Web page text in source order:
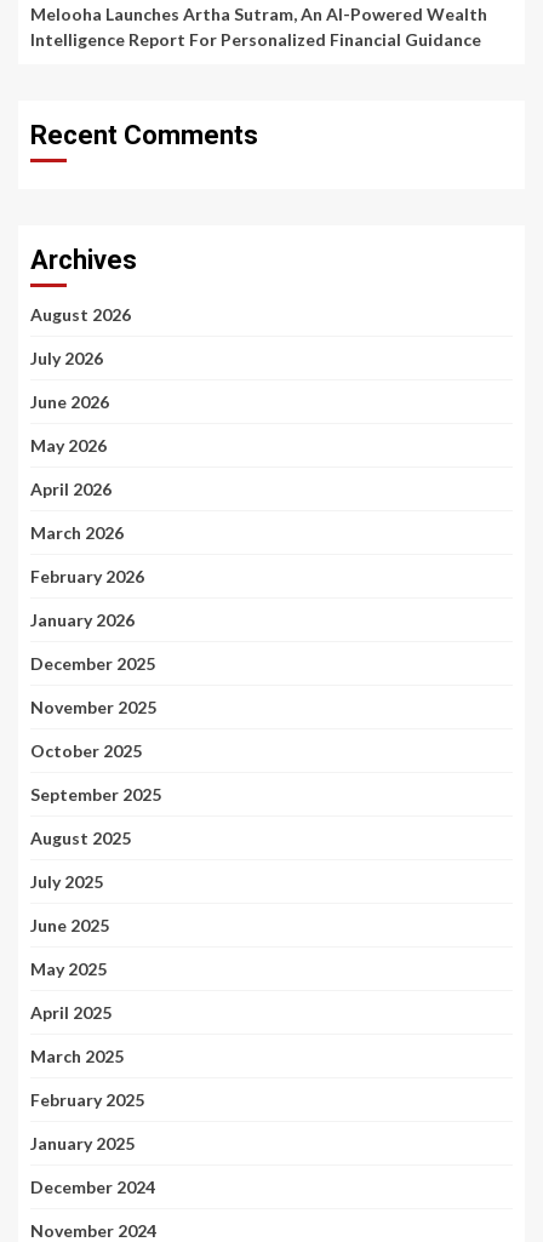
Melooha Launches Artha Sutram, An AI-Powered Wealth
Intelligence Report For Personalized Financial Guidance
Recent Comments
Archives
August 2026
July 2026
June 2026
May 2026
April 2026
March 2026
February 2026
January 2026
December 2025
November 2025
October 2025
September 2025
August 2025
July 2025
June 2025
May 2025
April 2025
March 2025
February 2025
January 2025
December 2024
November 2024